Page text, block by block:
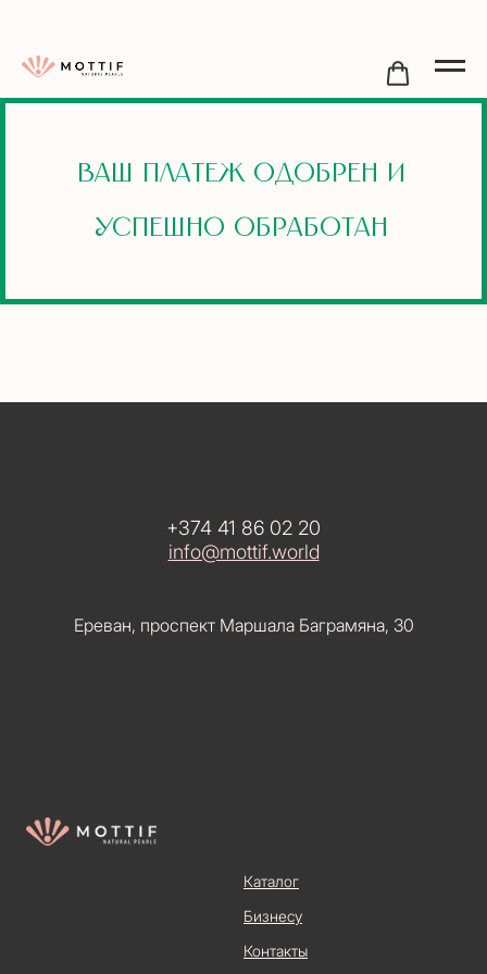
Ваш платеж одобрен и
успешно обработан
+374 41 86 02 20
info@mottif.world
Ереван, проспект Маршала Баграмяна, 30
Каталог
Бизнесу
Контакты